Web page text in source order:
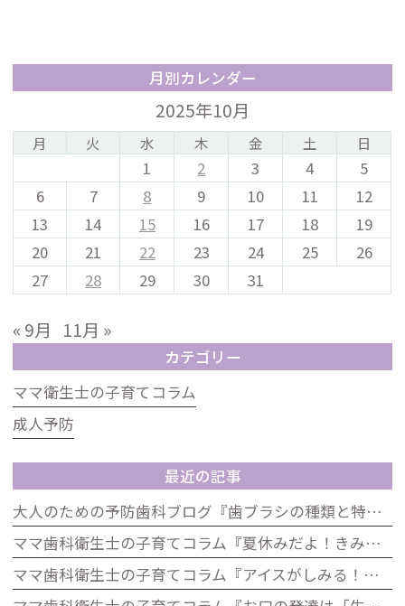
月別カレンダー
2025年10月
月 火 水 木 金 土 日
1 2 3 4
5
6
7 8 9 10 11
12
13
14 15 16 17 18
19
20
21 22 23 24 25
26
27
28 29 30 31
« 9月 11月 »
カテゴリー
ママ衛生士の子育てコラム
成人予防
最近の記事
大人のための予防歯科ブログ『歯ブラシの種類と特徴』
ママ歯科衛生士の子育てコラム『夏休みだよ！きみの歯は大丈夫？「むし歯ゼロ」大作戦』
ママ歯科衛生士の子育てコラム『アイスがしみる！それ、虫歯じゃないかも？子どもの知覚過敏について』